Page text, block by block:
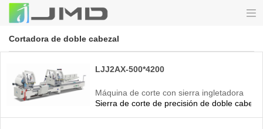
Cortadora de doble cabezal
LJJ2AX-500*4200
Máquina de corte con sierra ingletadora
de doble cabezal de aluminio
Sierra de corte de precisión de doble